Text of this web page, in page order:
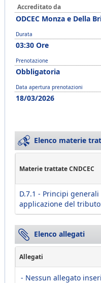
Accreditato da
ODCEC Monza e Della
Durata
03:30 Ore
Prenotazione
Obbligatoria
Data apertura prenotazioni
18/03/2026
Elenco materie
Materie trattate CNDCEC
D.7.1 - Principi
applicazione del
Elenco allegati
Allegati
- Nessun allegato